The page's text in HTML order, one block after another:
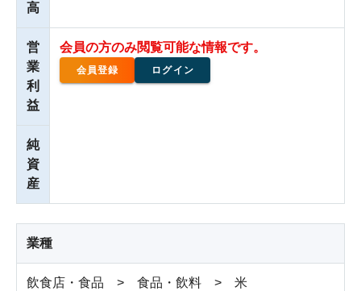
高
営
業
利
益
会員の方のみ閲覧可能な情報です。
会員登録 ログイン
純
資
産
業種
飲食店・食品 > 食品・飲料 > 米